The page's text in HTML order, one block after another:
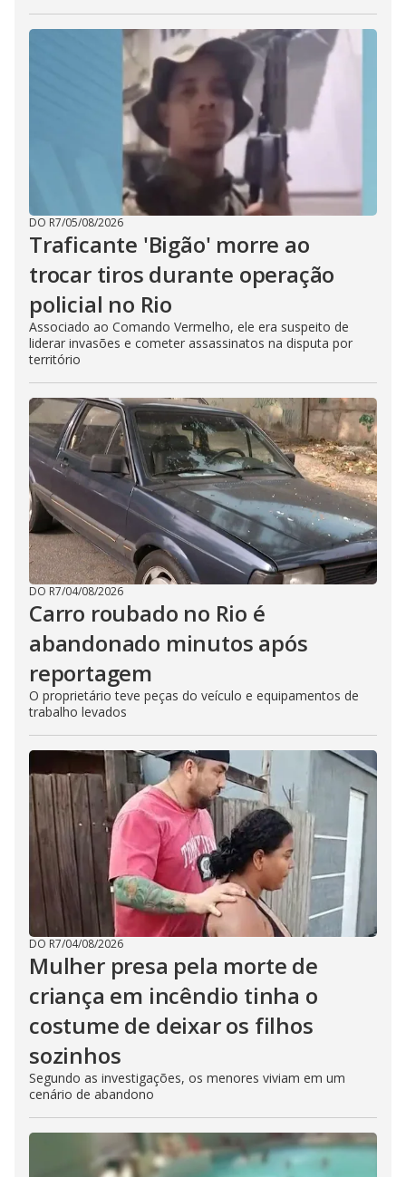
DO R7/05/08/2026
Traficante 'Bigão' morre ao
trocar tiros durante operação
policial no Rio
Associado ao Comando Vermelho, ele era suspeito de
liderar invasões e cometer assassinatos na disputa por
território
DO R7/04/08/2026
Carro roubado no Rio é
abandonado minutos após
reportagem
O proprietário teve peças do veículo e equipamentos de
trabalho levados
DO R7/04/08/2026
Mulher presa pela morte de
criança em incêndio tinha o
costume de deixar os filhos
sozinhos
Segundo as investigações, os menores viviam em um
cenário de abandono